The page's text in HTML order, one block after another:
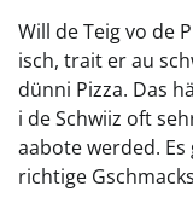
Will de Teig vo de
isch, trait er au
dünni Pizza. Das
i de Schwiiz oft
aabote werded. Es
richtige